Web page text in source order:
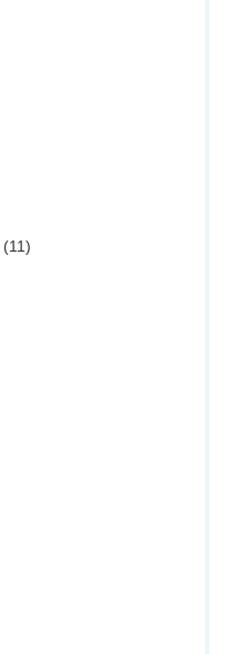
(11)